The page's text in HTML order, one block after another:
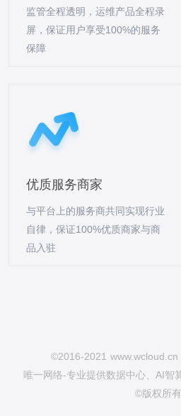
监管全程透明，运维产品全程录
屏，保证用户享受100%的服务
保障
优质服务商家
与平台上的服务商共同实现行业
自律，保证100%优质商家与商
品入驻
©2016-2021 www.wcloud.cn
唯一网络-专业提供数据中心、AI智
©版权所有